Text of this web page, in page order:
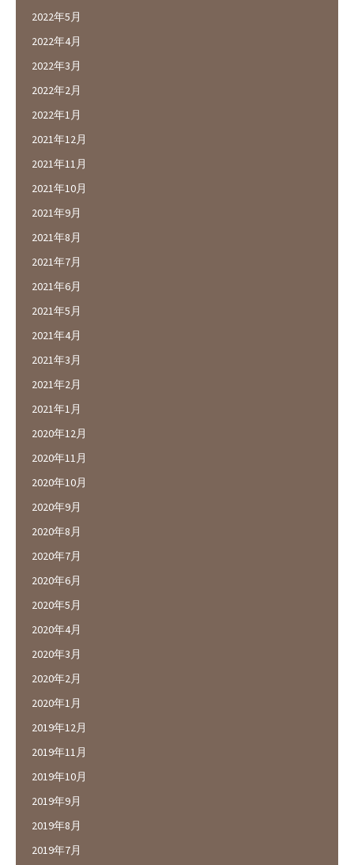
2022年5月
2022年4月
2022年3月
2022年2月
2022年1月
2021年12月
2021年11月
2021年10月
2021年9月
2021年8月
2021年7月
2021年6月
2021年5月
2021年4月
2021年3月
2021年2月
2021年1月
2020年12月
2020年11月
2020年10月
2020年9月
2020年8月
2020年7月
2020年6月
2020年5月
2020年4月
2020年3月
2020年2月
2020年1月
2019年12月
2019年11月
2019年10月
2019年9月
2019年8月
2019年7月